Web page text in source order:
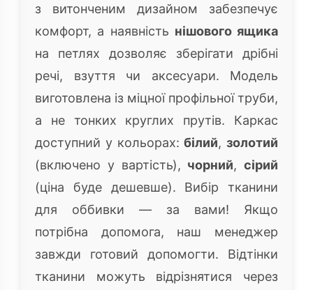
з витонченим дизайном забезпечує
комфорт, а наявність нішового ящика
на петлях дозволяє зберігати дрібні
речі, взуття чи аксесуари. Модель
виготовлена із міцної профільної труби,
а не тонких круглих прутів. Каркас
доступний у кольорах:білий, золотий
(включено у вартість), чорний, сірий
(ціна буде дешевше). Вибір тканини
для оббивки — за вами! Якщо
потрібна допомога, наш менеджер
завжди готовий допомогти. Відтінки
тканини можуть відрізнятися через